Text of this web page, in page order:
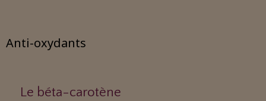
Anti-oxydants
Le béta-carotène